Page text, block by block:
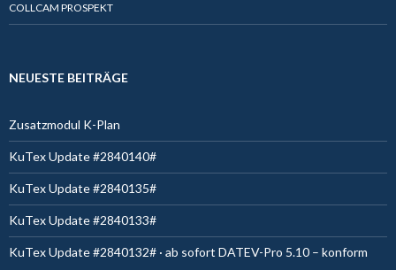
COLLCAM PROSPEKT
NEUESTE BEITRÄGE
Zusatzmodul K-Plan
KuTex Update #2840140#
KuTex Update #2840135#
KuTex Update #2840133#
KuTex Update #2840132# · ab sofort DATEV-Pro 5.10 – konform